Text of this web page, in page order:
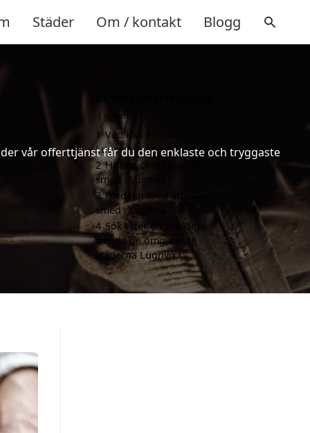
Städer Om / kontakt Blogg
vår offerttjänst får du den enklaste och tryggaste
gömma
1 Vad kan en smed i
Lugnvik hjälpa till med?
2 Hur mycket kostar en
smed i Lugnvik?
3 Fördelar med att välja
smed i Lugnvik
4 Sök efter en skicklig
smed i de omgivande
städerna Lugnvik